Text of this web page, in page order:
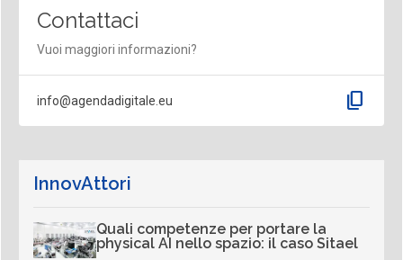
Contattaci
Vuoi maggiori informazioni?
info@agendadigitale.eu content_copy
InnovAttori
Quali competenze per portare la
physical AI nello spazio: il caso Sitael